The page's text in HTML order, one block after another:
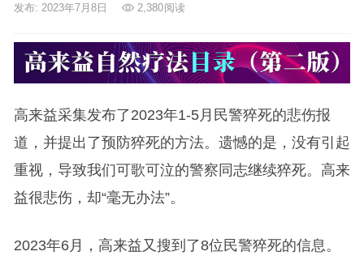
发布: 2023年7月8日 2,380阅读
高来益采集发布了2023年1-5月民警猝死的悲伤报
道，并提出了预防猝死的方法。遗憾的是，没有引起
重视，导致我们可歌可泣的警察同志继续猝死。高来
益很悲伤，却“毫无办法”。
2023年6月，高来益又搜到了8位民警猝死的信息。